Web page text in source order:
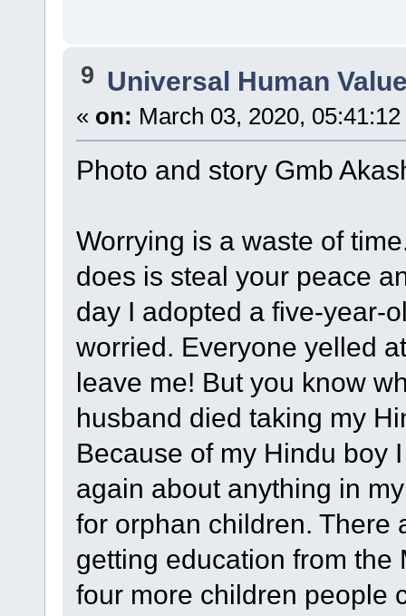
9 Universal Human
« on: March 03, 2020,
Photo and story Gmb
Worrying is a waste of
does is steal your peace
day I adopted a five-year-
worried. Everyone yelled
leave me! But you know
husband died taking my
Because of my Hindu boy
again about anything in
for orphan children. There
getting education from the
four more children people